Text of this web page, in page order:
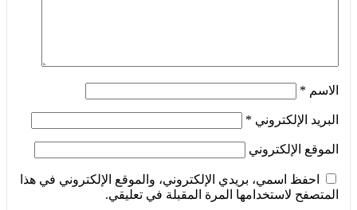
الاسم *
البريد الإلكتروني *
الموقع الإلكتروني
احفظ اسمي، بريدي الإلكتروني، والموقع الإلكتروني في هذا
المتصفح لاستخدامها المرة المقبلة في تعليقي.